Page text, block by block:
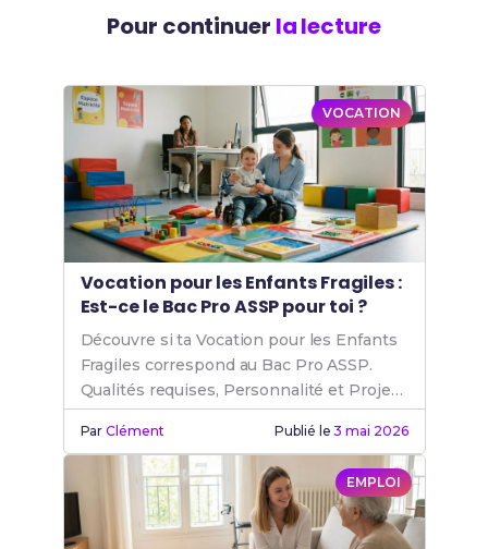
Pour continuer la lecture
VOCATION
Vocation pour les Enfants Fragiles :
Est-ce le Bac Pro ASSP pour toi ?
Découvre si ta Vocation pour les Enfants
Fragiles correspond au Bac Pro ASSP.
Qualités requises, Personnalité et Projet
Professionnel.
ParClément Publié le3 mai 2026
EMPLOI